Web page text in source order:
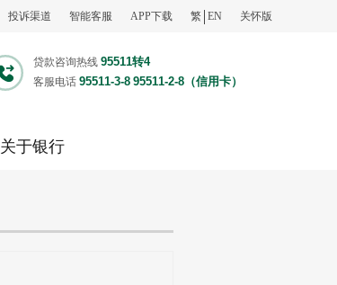
投诉渠道 智能客服 APP下载 繁 EN 关怀版
贷款咨询热线 95511转4
客服电话 95511-3-8 95511-2-8（信用卡）
关于银行